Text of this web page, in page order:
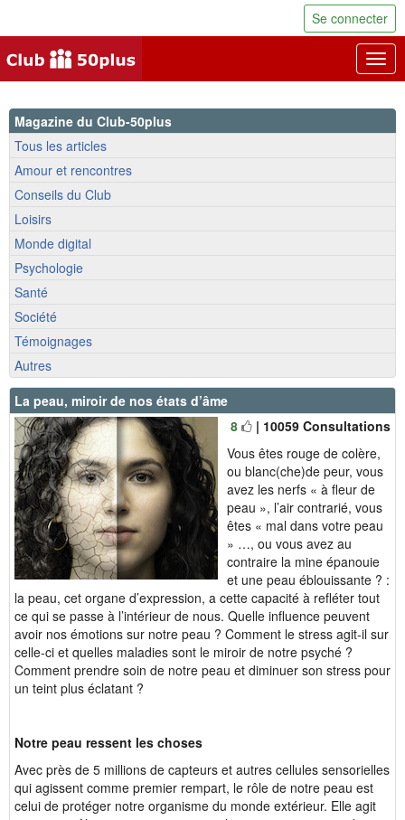
Se connecter
Magazine du Club-50plus
Tous les articles
Amour et rencontres
Conseils du Club
Loisirs
Monde digital
Psychologie
Santé
Société
Témoignages
Autres
La peau, miroir de nos états d’âme
8
| 10059 Consultations
Vous êtes rouge de colère,
ou blanc(che)de peur, vous
avez les nerfs « à fleur de
peau », l’air contrarié, vous
êtes « mal dans votre peau
» …, ou vous avez au
contraire la mine épanouie
et une peau éblouissante ? :
la peau, cet organe d’expression, a cette capacité à refléter tout
ce qui se passe à l’intérieur de nous. Quelle influence peuvent
avoir nos émotions sur notre peau ? Comment le stress agit-il sur
celle-ci et quelles maladies sont le miroir de notre psyché ?
Comment prendre soin de notre peau et diminuer son stress pour
un teint plus éclatant ?
Notre peau ressent les choses
Avec près de 5 millions de capteurs et autres cellules sensorielles
qui agissent comme premier rempart, le rôle de notre peau est
celui de protéger notre organisme du monde extérieur. Elle agit